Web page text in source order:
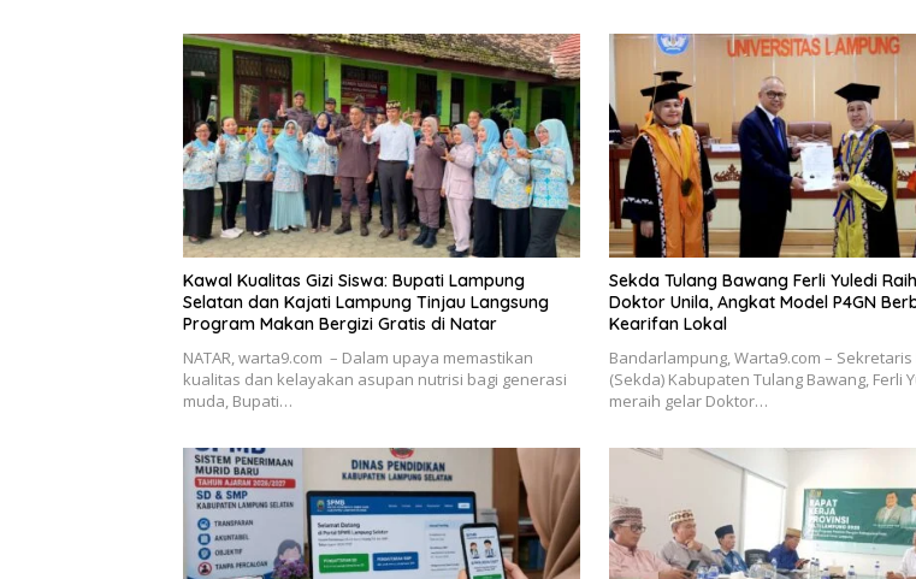
Kawal Kualitas Gizi Siswa: Bupati Lampung
Selatan dan Kajati Lampung Tinjau Langsung
Program Makan Bergizi Gratis di Natar
NATAR, warta9.com – Dalam upaya memastikan
kualitas dan kelayakan asupan nutrisi bagi generasi
muda, Bupati…
Sekda Tulang Bawang Ferli Yuledi
Doktor Unila, Angkat Model P4GN
Kearifan Lokal
Bandarlampung, Warta9.com –
(Sekda) Kabupaten Tulang Bawang, Ferli
meraih gelar Doktor…